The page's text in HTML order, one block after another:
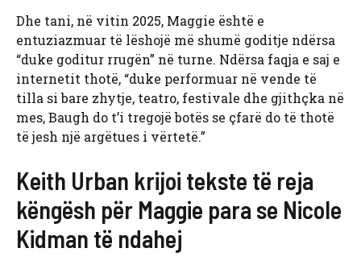
Dhe tani, në vitin 2025, Maggie është e
entuziazmuar të lëshojë më shumë goditje ndërsa
“duke goditur rrugën” në turne. Ndërsa faqja e saj e
internetit thotë, “duke performuar në vende të
tilla si bare zhytje, teatro, festivale dhe gjithçka në
mes, Baugh do t’i tregojë botës se çfarë do të thotë
të jesh një argëtues i vërtetë.”
Keith Urban krijoi tekste të reja
këngësh për Maggie para se Nicole
Kidman të ndahej